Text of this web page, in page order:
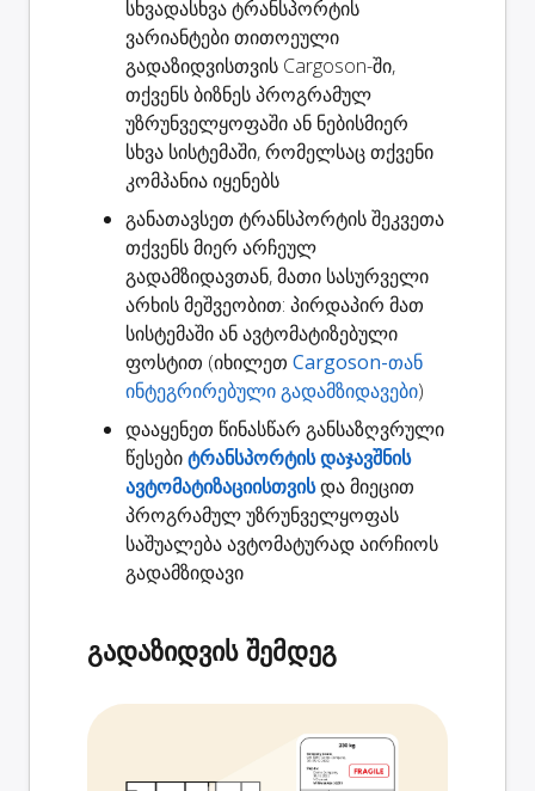
სხვადასხვა ტრანსპორტის
ვარიანტები თითოეული
გადაზიდვისთვის Cargoson-ში,
თქვენს ბიზნეს პროგრამულ
უზრუნველყოფაში ან ნებისმიერ
სხვა სისტემაში, რომელსაც თქვენი
კომპანია იყენებს
განათავსეთ ტრანსპორტის შეკვეთა
თქვენს მიერ არჩეულ
გადამზიდავთან, მათი სასურველი
არხის მეშვეობით: პირდაპირ მათ
სისტემაში ან ავტომატიზებული
ფოსტით (იხილეთ Cargoson-თან
ინტეგრირებული გადამზიდავები)
დააყენეთ წინასწარ განსაზღვრული
წესებიტრანსპორტის დაჯავშნის
ავტომატიზაციისთვისდა მიეცით
პროგრამულ უზრუნველყოფას
საშუალება ავტომატურად აირჩიოს
გადამზიდავი
გადაზიდვის შემდეგ